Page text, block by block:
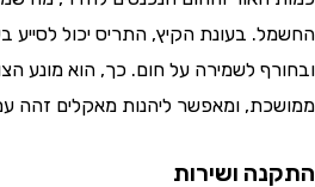
בעונת הקיץ, התריס יכול לסייע
לשמירה על חום. כך, הוא מונע
ומאפשר ליהנות מאקלים זהה עם
ושירות